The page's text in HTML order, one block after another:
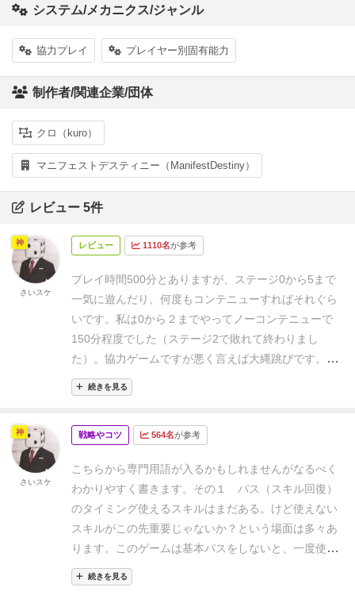
システム/メカニクス/ジャンル
協力プレイ プレイヤー別固有能力
制作者/関連企業/団体
クロ（kuro）
マニフェストデスティニー（ManifestDestiny）
レビュー 5件
レビュー 1110名が参考
プレイ時間500分とありますが、ステージ0から5まで
一気に遊んだり、何度もコンテニューすればそれぐら
いです。私は0から２までやってノーコンテニューで
150分程度でした（ステージ2で敗れて終わりまし
た）。 協力ゲームですが悪く言えば大縄跳びです。一
人がこけるとそこから一気に崩壊します。なので自分
のキャラだけでなく、ほかのプレイヤーはどうなの
ないと簡単に負けてしまします。
ラ、いわゆる「ヘイト（簡単に言うと目立つ人）」を
狙ってきます。これもトークンにより管理されるので
そこの調整も重要になってきます。「ヘイト」が同じ
場合、ランクの低い（ＨＰが低い）弱いキャラを狙っ
てくるのでとてもいやらしいですｗ
続きを見る
神
さいスケ
戦略やコツ 564名が参考
こちらから専門用語が入るかもしれませんがなるべく
わかりやすく書きます。 その１ パス（スキル回復）
のタイミング使えるスキルはまだある。けど使えない
スキルがこの先重要じゃないか？という場面は多々あ
ります。このゲームは基本パスをしないと、一度使っ
たスキルは回復しません（スキルで回復することはで
きますがレベルアップが必要）。強力な攻撃スキルを
続きを見る
神
さいスケ